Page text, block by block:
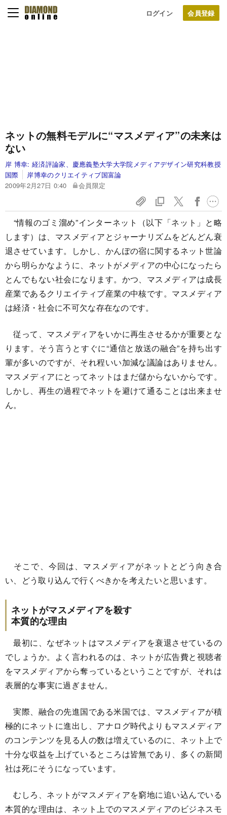
ログイン
ネットの無料モデルに“マスメディア”の未来は
ない
岸 博幸: 経済評論家、慶應義塾大学大学院メディアデザイン研究科教授
国際
岸博幸のクリエイティブ国富論
2009年2月27日 0:40
会員限定
“情報のゴミ溜め”インターネット（以下「ネット」と略
します）は、マスメディアとジャーナリズムをどんどん衰
退させています。しかし、かんぽの宿に関するネット世論
から明らかなように、ネットがメディアの中心になったら
とんでもない社会になります。かつ、マスメディアは成長
産業であるクリエイティブ産業の中核です。マスメディア
は経済・社会に不可欠な存在なのです。
従って、マスメディアをいかに再生させるかが重要とな
ります。そう言うとすぐに“通信と放送の融合”を持ち出す
輩が多いのですが、それ程いい加減な議論はありません。
マスメディアにとってネットはまだ儲からないからです。
しかし、再生の過程でネットを避けて通ることは出来ませ
ん。
そこで、今回は、マスメディアがネットとどう向き合
い、どう取り込んで行くべきかを考えたいと思います。
ネットがマスメディアを殺す
本質的な理由
最初に、なぜネットはマスメディアを衰退させているの
でしょうか。よく言われるのは、ネットが広告費と視聴者
をマスメディアから奪っているということですが、それは
表層的な事実に過ぎません。
実際、融合の先進国である米国では、マスメディアが積
極的にネットに進出し、アナログ時代よりもマスメディア
のコンテンツを見る人の数は増えているのに、ネット上で
十分な収益を上げているところは皆無であり、多くの新聞
社は死にそうになっています。
むしろ、ネットがマスメディアを窮地に追い込んでいる
本質的な理由は、ネット上でのマスメディアのビジネスモ